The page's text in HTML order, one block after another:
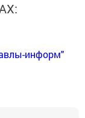
информ"